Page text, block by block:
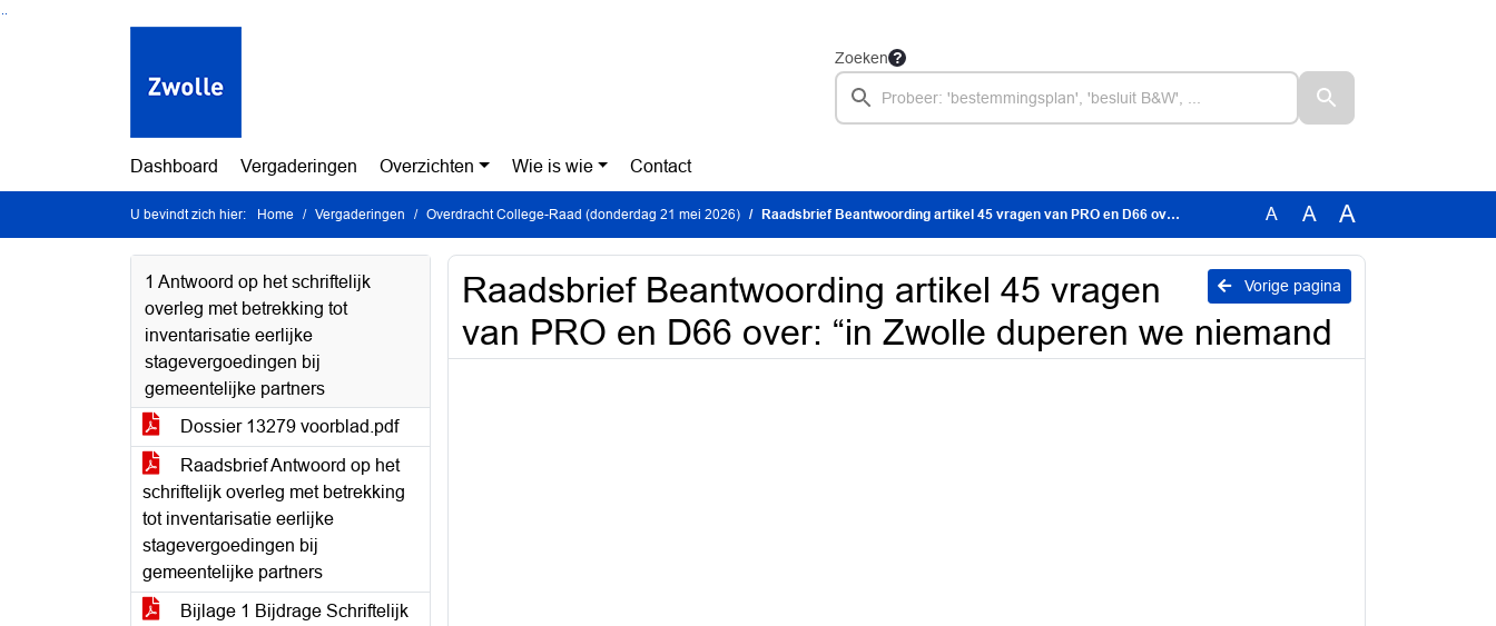
Ga naar de inhoud van deze pagina
Ga naar het zoeken
Ga naar het menu
Zoeken
Dashboard Vergaderingen Overzichten Wie is wie Contact
U bevindt zich hier: Home Vergaderingen Overdracht College-Raad (donderdag 21 mei 2026) Raadsbrief Beantwoording artikel 45 vragen van PRO en D66 over: “in Zwolle duperen we niemand A A A
1 Antwoord op het schriftelijk
overleg met betrekking tot
inventarisatie eerlijke
stagevergoedingen bij
gemeentelijke partners
Dossier 13279 voorblad.pdf
Raadsbrief Antwoord op het
schriftelijk overleg met betrekking
tot inventarisatie eerlijke
stagevergoedingen bij
gemeentelijke partners
Bijlage 1 Bijdrage Schriftelijk
Vorige pagina
Raadsbrief Beantwoording artikel 45 vragen
van PRO en D66 over: “in Zwolle duperen we niemand